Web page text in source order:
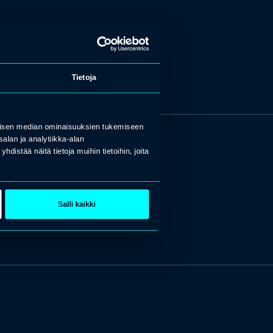
Tietoja
median ominaisuuksien tukemiseen
ja analytiikka-alan
näitä tietoja muihin tietoihin, joita
Salli kaikki